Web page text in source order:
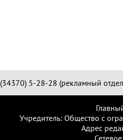
(34370) 5-28-28 (рекламный
Учредитель: Общество с
Адрес